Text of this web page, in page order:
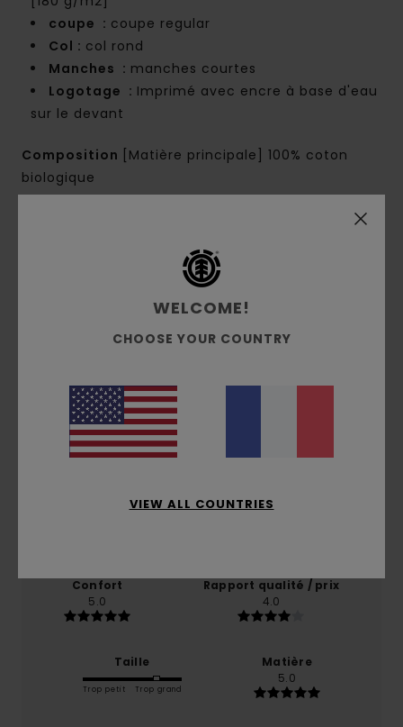
coupe : coupe regular
Col : col rond
Manches : manches courtes
Logotage : Imprimé avec encre à base d'eau
sur le devant
Composition
[Matière principale] 100% coton
biologique
Livraison & Retours
Note moyenne
5.0
Confort
5.0
Rapport qualité / prix
4.0
Taille
Trop petit Trop grand
Matière
5.0
WELCOME!
CHOOSE YOUR COUNTRY
VIEW ALL COUNTRIES